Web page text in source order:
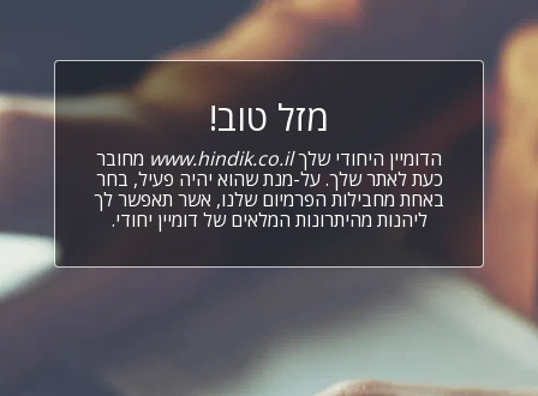
מזל טוב!
הדומיין היחודי שלךwww.hindik.co.il מחובר
כעת לאתר שלך. על-מנת שהוא יהיה פעיל, בחר
באחת מחבילות הפרמיום שלנו, אשר תאפשר לך
ליהנות מהיתרונות המלאים של דומיין יחודי.